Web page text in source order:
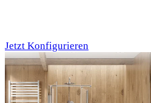
Jetzt Konfigurieren